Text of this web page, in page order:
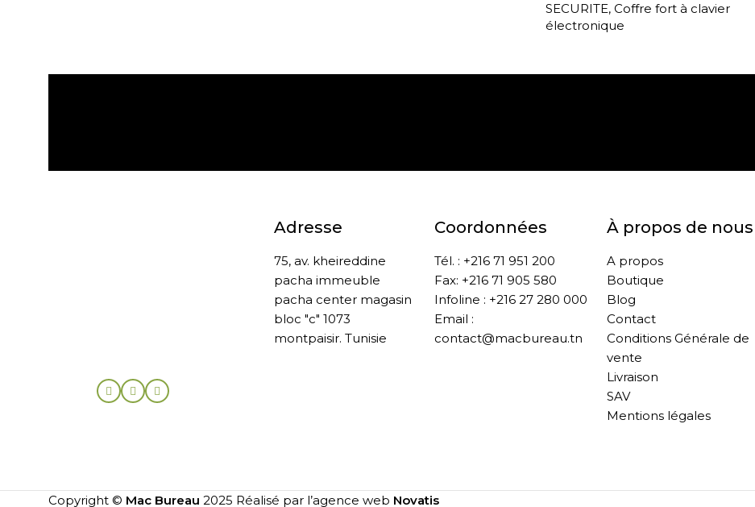
SECURITE, Coffre fort à clavier
électronique
Adresse
75, av. kheireddine
pacha immeuble
pacha center magasin
bloc "c" 1073
montpaisir. Tunisie
Coordonnées
Tél. : +216 71 951 200
Fax: +216 71 905 580
Infoline : +216 27 280 000
Email :
contact@macbureau.tn
À propos de nous
A propos
Boutique
Blog
Contact
Conditions Générale de
vente
Livraison
SAV
Mentions légales
Copyright © Mac Bureau 2025 Réalisé par l’agence web Novatis